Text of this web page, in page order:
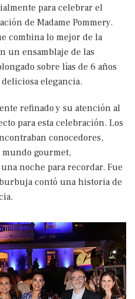
para celebrar el
de Madame Pommery.
combina lo mejor de la
un ensamblaje de las
sobre lías de 6 años
elegancia.
refinado y su atención al
para esta celebración. Los
conocedores,
gourmet,
noche para recordar. Fue
contó una historia de